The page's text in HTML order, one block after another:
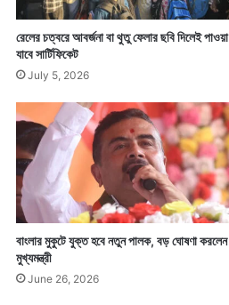
রেলের চত্বরে আবর্জনা বা থুতু ফেলার ছবি দিলেই পাওয়া
যাবে সার্টিফিকেট
July 5, 2026
বাংলার মুকুটে যুক্ত হবে নতুন পালক, বড় ঘোষণা করলেন
মুখ্যমন্ত্রী
June 26, 2026